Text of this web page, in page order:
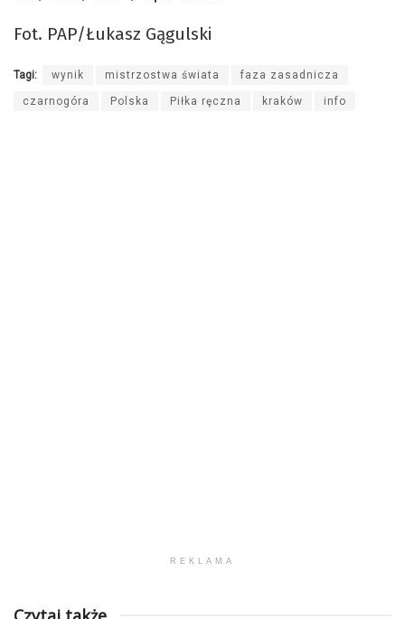
Fot. PAP/Łukasz Gągulski
Tagi: wynik mistrzostwa świata faza zasadnicza
czarnogóra Polska Piłka ręczna kraków info
REKLAMA